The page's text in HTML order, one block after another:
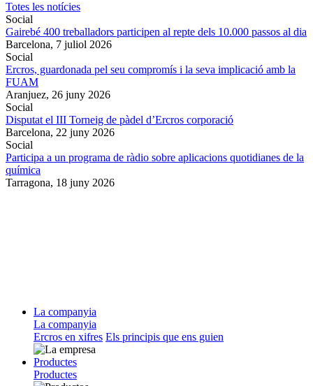
Totes les notícies
Social
Gairebé 400 treballadors participen al repte dels 10.000 passos al dia
Barcelona, 7 juliol 2026
Social
Ercros, guardonada pel seu compromís i la seva implicació amb la
FUAM
Aranjuez, 26 juny 2026
Social
Disputat el III Torneig de pàdel d’Ercros corporació
Barcelona, 22 juny 2026
Social
Participa a un programa de ràdio sobre aplicacions quotidianes de la
química
Tarragona, 18 juny 2026
La companyia
La companyia
Ercros en xifres Els principis que ens guien
Productes
Productes